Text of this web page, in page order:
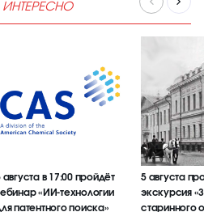
августа в 17:00 пройдёт
«ИИ-технологии
патентного поиска»
5 августа
экскурсия
старинного